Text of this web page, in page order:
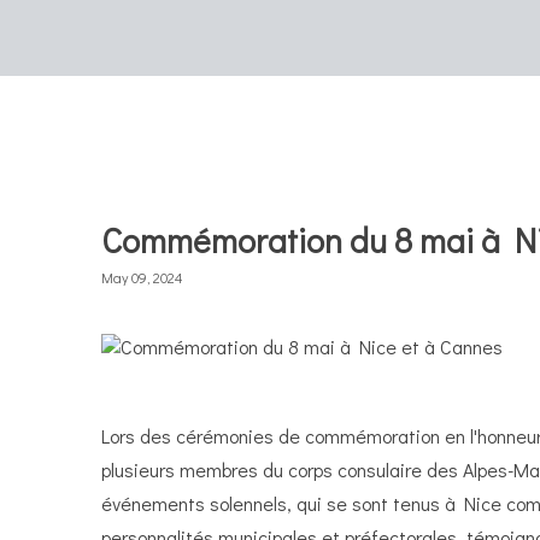
Commémoration du 8 mai à
May 09, 2024
Lors des cérémonies de commémoration en
plusieurs membres du corps consulaire des Alpes-
événements solennels, qui se sont tenus à Nice